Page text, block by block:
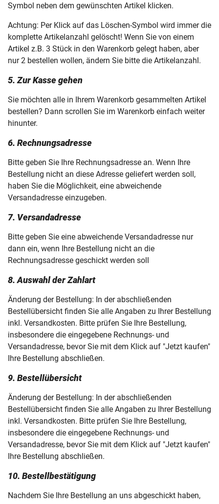
Symbol neben dem gewünschten Artikel klicken.
Achtung: Per Klick auf das Löschen-Symbol wird immer die
komplette Artikelanzahl gelöscht! Wenn Sie von einem
Artikel z.B. 3 Stück in den Warenkorb gelegt haben, aber
nur 2 bestellen wollen, ändern Sie bitte die Artikelanzahl.
5. Zur Kasse gehen
Sie möchten alle in Ihrem Warenkorb gesammelten Artikel
bestellen? Dann scrollen Sie im Warenkorb einfach weiter
hinunter.
6. Rechnungsadresse
Bitte geben Sie Ihre Rechnungsadresse an. Wenn Ihre
Bestellung nicht an diese Adresse geliefert werden soll,
haben Sie die Möglichkeit, eine abweichende
Versandadresse einzugeben.
7. Versandadresse
Bitte geben Sie eine abweichende Versandadresse nur
dann ein, wenn Ihre Bestellung nicht an die
Rechnungsadresse geschickt werden soll
8. Auswahl der Zahlart
Änderung der Bestellung: In der abschließenden
Bestellübersicht finden Sie alle Angaben zu Ihrer Bestellung
inkl. Versandkosten. Bitte prüfen Sie Ihre Bestellung,
insbesondere die eingegebene Rechnungs- und
Versandadresse, bevor Sie mit dem Klick auf "Jetzt kaufen"
Ihre Bestellung abschließen.
9. Bestellübersicht
Änderung der Bestellung: In der abschließenden
Bestellübersicht finden Sie alle Angaben zu Ihrer Bestellung
inkl. Versandkosten. Bitte prüfen Sie Ihre Bestellung,
insbesondere die eingegebene Rechnungs- und
Versandadresse, bevor Sie mit dem Klick auf "Jetzt kaufen"
Ihre Bestellung abschließen.
10. Bestellbestätigung
Nachdem Sie Ihre Bestellung an uns abgeschickt haben,